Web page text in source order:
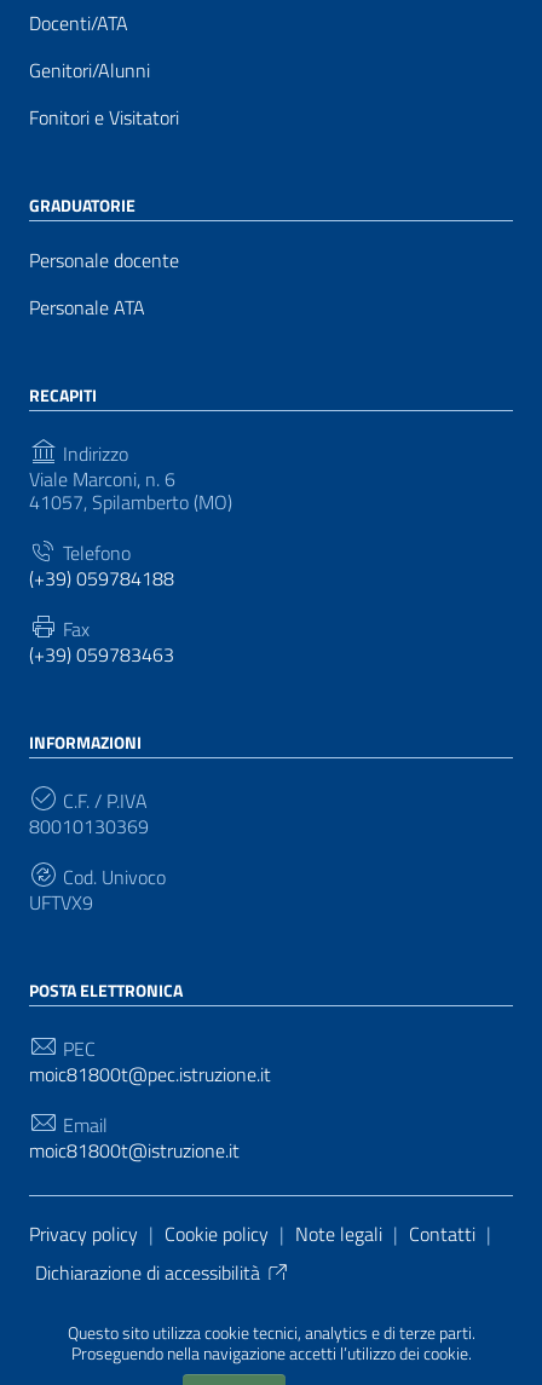
Questo sito utilizza cookie tecnici, analytics e di terze parti.
Proseguendo nella navigazione accetti l’utilizzo dei cookie.
Docenti/ATA
Genitori/Alunni
Fonitori e Visitatori
GRADUATORIE
Personale docente
Personale ATA
RECAPITI
Indirizzo
Viale Marconi, n. 6
41057, Spilamberto (MO)
Telefono
(+39) 059784188
Fax
(+39) 059783463
INFORMAZIONI
C.F. / P.IVA
80010130369
Cod. Univoco
UFTVX9
POSTA ELETTRONICA
PEC
moic81800t@pec.istruzione.it
Email
moic81800t@istruzione.it
Sezione Link Utili
Privacy policy | Cookie policy | Note legali | Contatti |
Dichiarazione di accessibilità
PA di AgID
| Realizzato con WordPress
da